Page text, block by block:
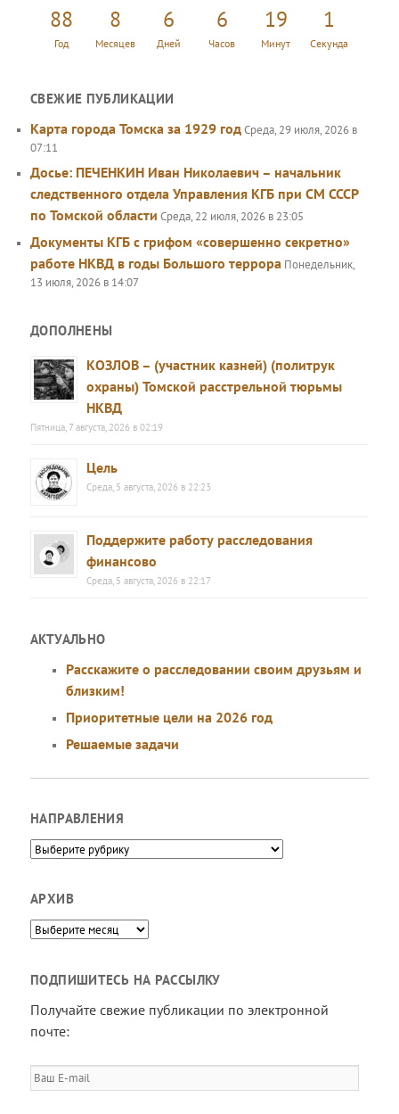
88
Год
8
Месяцев
6
Дней
6
Часов
19
Минут
1
Секунда
СВЕЖИЕ ПУБЛИКАЦИИ
Карта города Томска за 1929 годСреда, 29 июля, 2026 в
07:11
Досье: ПЕЧЕНКИН Иван Николаевич – начальник
следственного отдела Управления КГБ при СМ СССР
по Томской области Среда, 22 июля, 2026 в 23:05
Документы КГБ с грифом «совершенно секретно»
работе НКВД в годы Большого террора Понедельник,
13 июля, 2026 в 14:07
ДОПОЛНЕНЫ
КОЗЛОВ – (участник казней) (политрук
охраны) Томской расстрельной тюрьмы
НКВД
Пятница, 7 августа, 2026 в 02:19
Цель
Среда, 5 августа, 2026 в 22:23
Поддержите работу расследования
финансово
Среда, 5 августа, 2026 в 22:17
АКТУАЛЬНО
Расскажите о расследовании своим друзьям и
близким!
Приоритетные цели на 2026 год
Решаемые задачи
НАПРАВЛЕНИЯ
Направления
АРХИВ
Архив
ПОДПИШИТЕСЬ НА РАССЫЛКУ
Получайте свежие публикации по электронной
почте:
Ваш
E-